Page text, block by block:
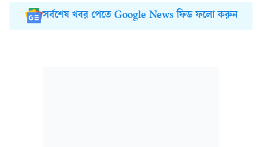
সর্বশেষ খবর পেতে Google News ফিড ফলো করুন